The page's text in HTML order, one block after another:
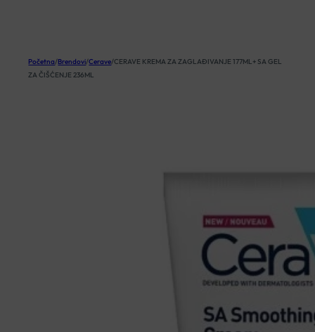
Početna/Brendovi/Cerave/CERAVE KREMA ZA ZAGLAĐIVANJE 177ML+ SA GEL
ZA ČIŠĆENJE 236ML